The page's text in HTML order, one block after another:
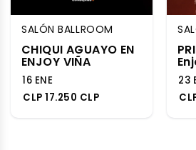
SALÓN BALLROOM
CHIQUI AGUAYO EN
ENJOY VIÑA
16 ENE
CLP 17.250 CLP
23